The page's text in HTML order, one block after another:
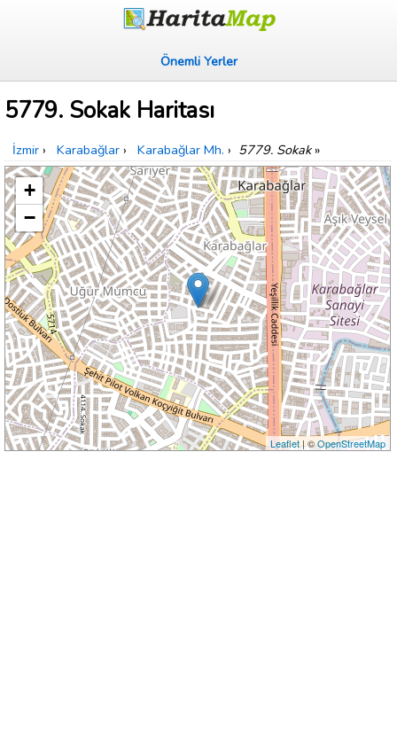
Önemli Yerler
5779. Sokak Haritası
İzmir › Karabağlar › Karabağlar Mh. › 5779. Sokak»
+
−
Leaflet| ©OpenStreetMap